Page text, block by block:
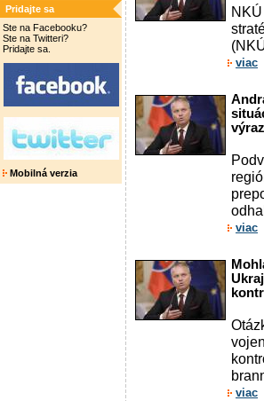
Pridajte sa
Ste na Facebooku?
Ste na Twitteri?
Pridajte sa.
Mobilná verzia
viac
viac
viac